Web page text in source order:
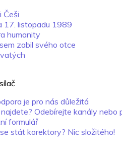
Češi
17. listopadu 1989
humanity
zabil svého otce
je pro nás důležitá
najdete? Odebírejte kanály nebo
formulář
stát korektory? Nic složitého!